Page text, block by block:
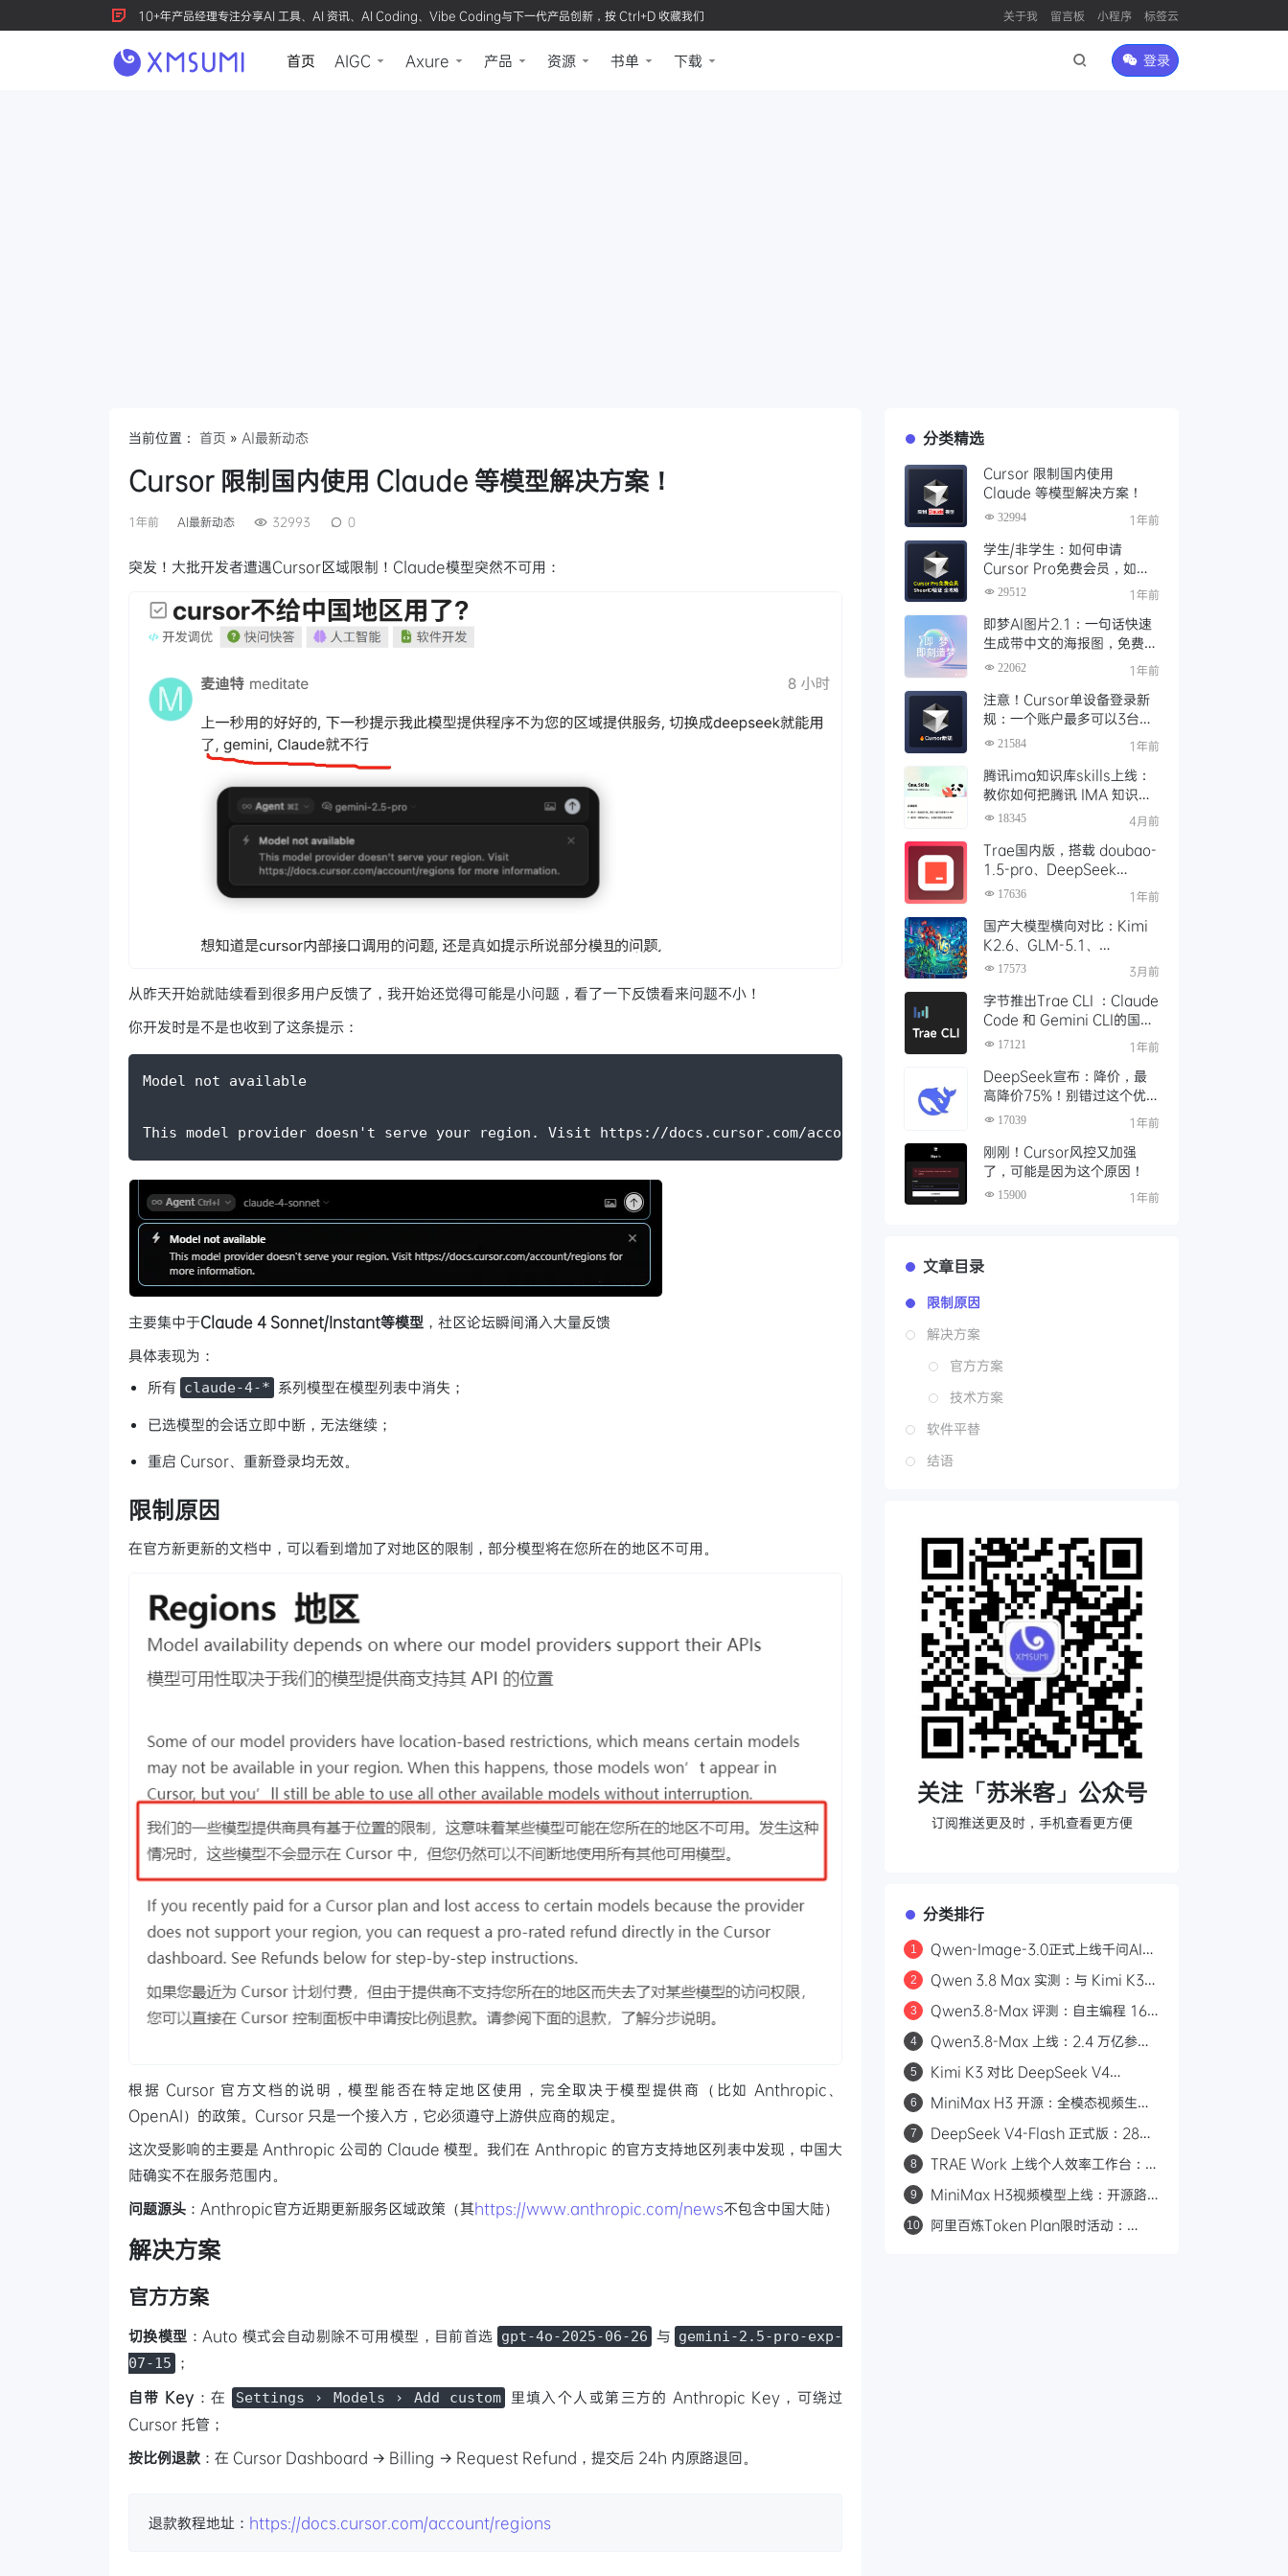
10+年产品经理专注分享AI 工具、AI 资讯、AI Coding、Vibe Coding与下一代产品创新，按 Ctrl+D 收藏我们 关于我 留言板 小程序 标签云
首页 AIGC Axure 产品 资源 书单 下载 登录
当前位置： 首页 » AI最新动态
Cursor 限制国内使用 Claude 等模型解决方案！
1年前 AI最新动态 32993 0
突发！大批开发者遭遇Cursor区域限制！Claude模型突然不可用：
从昨天开始就陆续看到很多用户反馈了，我开始还觉得可能是小问题，看了一下反馈看来问题不小！
你开发时是不是也收到了这条提示：
Model not available
This model provider doesn't serve your region. Visit https://docs.cursor.com/account/regions for more information.
主要集中于Claude 4 Sonnet/Instant等模型 ，社区论坛瞬间涌入大量反馈
具体表现为：
所有 claude-4-* 系列模型在模型列表中消失；
已选模型的会话立即中断，无法继续；
重启 Cursor、重新登录均无效。
限制原因
在官方新更新的文档中，可以看到增加了对地区的限制，部分模型将在您所在的地区不可用。
根据 Cursor 官方文档的说明，模型能否在特定地区使用，完全取决于模型提供商（比如 Anthropic、
OpenAI）的政策。Cursor 只是一个接入方，它必须遵守上游供应商的规定。
这次受影响的主要是 Anthropic 公司的 Claude 模型。我们在 Anthropic 的官方支持地区列表中发现，中国大
陆确实不在服务范围内。
问题源头 ：Anthropic官方近期更新服务区域政策（其https://www.anthropic.com/news不包含中国大陆）
解决方案
官方方案
切换模型 ：Auto 模式会自动剔除不可用模型，目前首选 gpt-4o-2025-06-26 与 gemini-2.5-pro-exp-
07-15
；
自带 Key ：在 Settings › Models › Add custom
里填入个人或第三方的 Anthropic Key，可绕过
Cursor 托管；
按比例退款 ：在 Cursor Dashboard → Billing → Request Refund，提交后 24h 内原路退回。
退款教程地址： https://docs.cursor.com/account/regions
分类精选
Cursor 限制国内使用
Claude 等模型解决方案！
32994 1年前
学生/非学生：如何申请
Cursor Pro免费会员，如何
通过SheerID验证快速激活全
29512 1年前
即梦AI图片2.1：一句话快速
生成带中文的海报图，免费AI
文生图、视频工具、AIGC创
22062 1年前
注意！Cursor单设备登录新
规：一个账户最多可以3台设
备登录，且限制单点登录
21584 1年前
腾讯ima知识库skills上线：
教你如何把腾讯 IMA 知识库
接入 OpenClaw 一步打通
18345 4月前
Trae国内版，搭载 doubao-
1.5-pro、DeepSeek
R1/V3模型，对比 Trae 国际
17636 1年前
国产大模型横向对比：Kimi
K2.6、GLM-5.1、
Qwen3、MiniMax M2 四
17573 3月前
字节推出Trae CLI ：Claude
Code 和 Gemini CLI的国产
平替 ？手把手教你如何安装
17121 1年前
DeepSeek宣布：降价，最
高降价75%！别错过这个优
惠时段，赶紧充值
17039 1年前
刚刚！Cursor风控又加强
了，可能是因为这个原因！
15900 1年前
文章目录
限制原因
解决方案
官方方案
技术方案
软件平替
结语
关注「苏米客」公众号
订阅推送更及时，手机查看更方便
分类排行
1
Qwen-Image-3.0正式上线千问AI平
4.5k token复杂版面一次生成
2
Qwen 3.8 Max 实测：与 Kimi K3
3
Qwen3.8-Max 评测：自主编程 16
4
Qwen3.8-Max 上线：2.4 万亿参
AI 平台
5
Kimi K3 对比 DeepSeek V4
路线之争
6
MiniMax H3 开源：全模态视频生成
7
DeepSeek V4-Flash 正式版：284B
Claude Opus 4.8
8
TRAE Work 上线个人效率工作台：一
9
MiniMax H3视频模型上线：开源路
Seedance
10
阿里百炼Token Plan限时活动：